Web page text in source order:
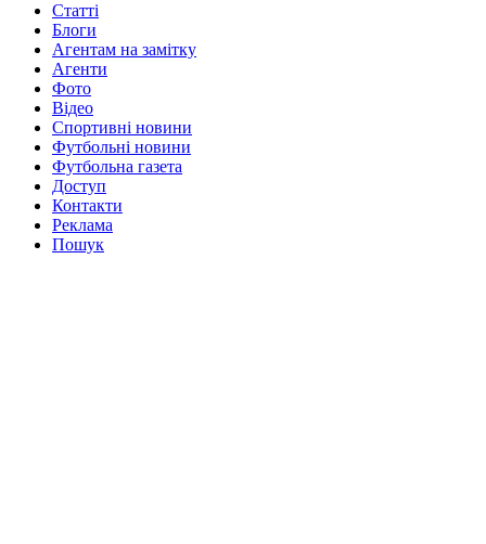
Статті
Блоги
Агентам на замітку
Агенти
Фото
Відео
Спортивні новини
Футбольні новини
Футбольна газета
Доступ
Контакти
Реклама
Пошук